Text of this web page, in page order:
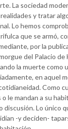
La sociedad
y tratar
Lo hemos
que se armó,
por la
del Palacio de
la muerte como
en aquel
Como
le mandan a su
discusión. Lo único
-y deciden-